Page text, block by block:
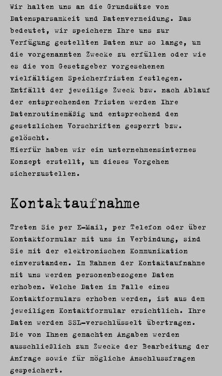
Wir halten uns an die Grundsätze von
Datensparsamkeit und Datenvermeidung. Das
bedeutet, wir speichern Ihre uns zur
Verfügung gestellten Daten nur so lange, um
die vorgenannten Zwecke zu erfüllen oder wie
es die vom Gesetzgeber vorgesehenen
vielfältigen Speicherfristen festlegen.
Entfällt der jeweilige Zweck bzw. nach Ablauf
der entsprechenden Fristen werden Ihre
Datenroutinemäßig und entsprechend den
gesetzlichen Vorschriften gesperrt bzw.
gelöscht.
Hierfür haben wir ein unternehmensinternes
Konzept erstellt, um dieses Vorgehen
sicherzustellen.
Kontaktaufnahme
Treten Sie per E-Mail, per Telefon oder über
Kontaktformular mit uns in Verbindung, sind
Sie mit der elektronischen Kommunikation
einverstanden. Im Rahmen der Kontaktaufnahme
mit uns werden personenbezogene Daten
erhoben. Welche Daten im Falle eines
Kontaktformulars erhoben werden, ist aus dem
jeweiligen Kontaktformular ersichtlich. Ihre
Daten werden SSL-verschlüsselt übertragen.
Die von Ihnen gemachten Angaben werden
ausschließlich zum Zwecke der Bearbeitung der
Anfrage sowie für mögliche Anschlussfragen
gespeichert.